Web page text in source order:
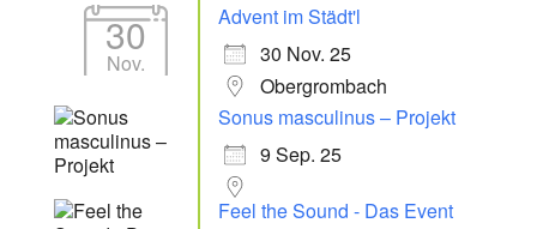
30
Nov.
Advent im Städt'l
30 Nov. 25
Obergrombach
Sonus masculinus – Projekt
9 Sep. 25
Feel the Sound - Das Event